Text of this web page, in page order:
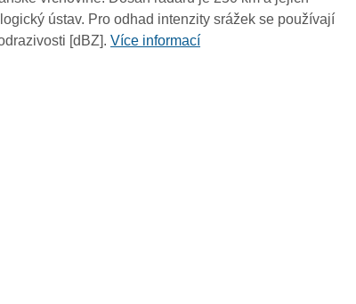
12:15
12:05
ústav. Pro odhad intenzity srážek se používají
[dBZ].Více informací